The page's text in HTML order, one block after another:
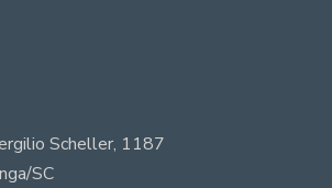
Scheller, 1187
SC